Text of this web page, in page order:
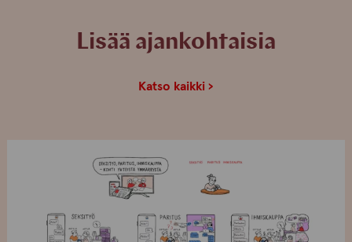
Lisää ajankohtaisia
Katso kaikki ›